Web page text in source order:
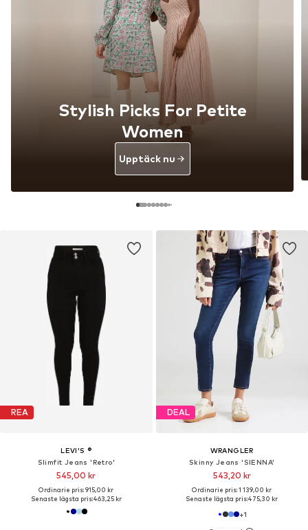
REA
LEVI'S ®
Slimfit Jeans 'Retro'
545,00 kr
Ordinarie pris: 915,00 kr
Senaste lägsta pris:463,25 kr
DEAL
WRANGLER
Skinny Jeans 'SIENNA'
543,20 kr
Ordinarie pris: 1 139,00 kr
Senaste lägsta pris:475,30 kr
+1
Stylish Picks For Petite
Women
Upptäck nu